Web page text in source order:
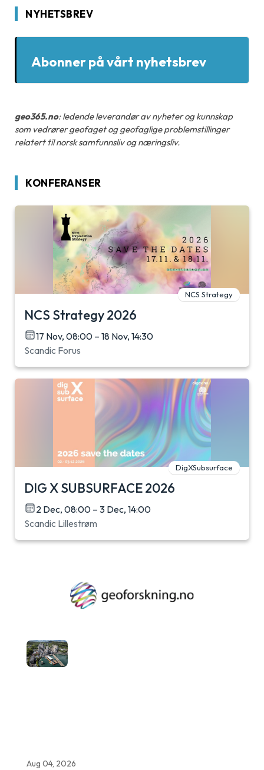
NYHETSBREV
Abonner på vårt nyhetsbrev
geo365.no: ledende leverandør av nyheter og kunnskap
som vedrører geofaget og geofaglige problemstillinger
relatert til norsk samfunnsliv og næringsliv.
KONFERANSER
NCS Strategy
NCS Strategy 2026
17 Nov, 08:00 – 18 Nov, 14:30
Scandic Forus
DigXSubsurface
DIG X SUBSURFACE 2026
2 Dec, 08:00 – 3 Dec, 14:00
Scandic Lillestrøm
Aug 04, 2026